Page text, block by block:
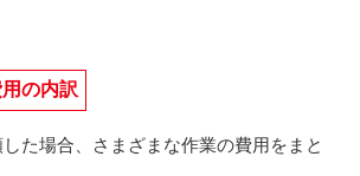
の内訳
た場合、さまざまな作業の費用をまと